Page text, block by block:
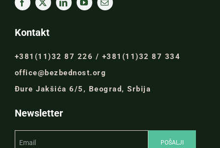
Kontakt
+381(11)32 87 226 / +381(11)32 87 334
office@bezbednost.org
Đure Jakšića 6/5, Beograd, Srbija
Newsletter